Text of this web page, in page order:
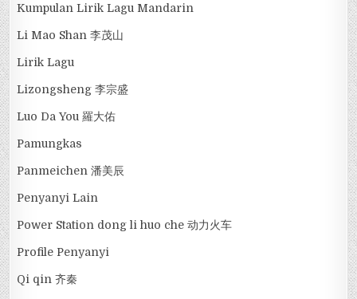
Kumpulan Lirik Lagu Mandarin
Li Mao Shan 李茂山
Lirik Lagu
Lizongsheng 李宗盛
Luo Da You 羅大佑
Pamungkas
Panmeichen 潘美辰
Penyanyi Lain
Power Station dong li huo che 动力火车
Profile Penyanyi
Qi qin 齐秦